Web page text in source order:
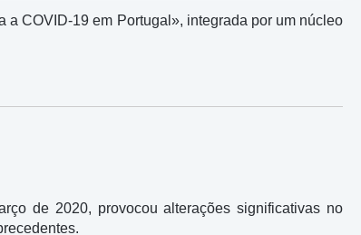
a COVID-19 em Portugal», integrada por um núcleo
de 2020, provocou alterações significativas no